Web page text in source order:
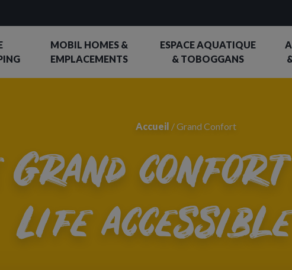
MOBIL HOMES &
EMPLACEMENTS
ESPACE AQUATIQUE
& TOBOGGANS
Accueil /Grand Confort
Grand
Life